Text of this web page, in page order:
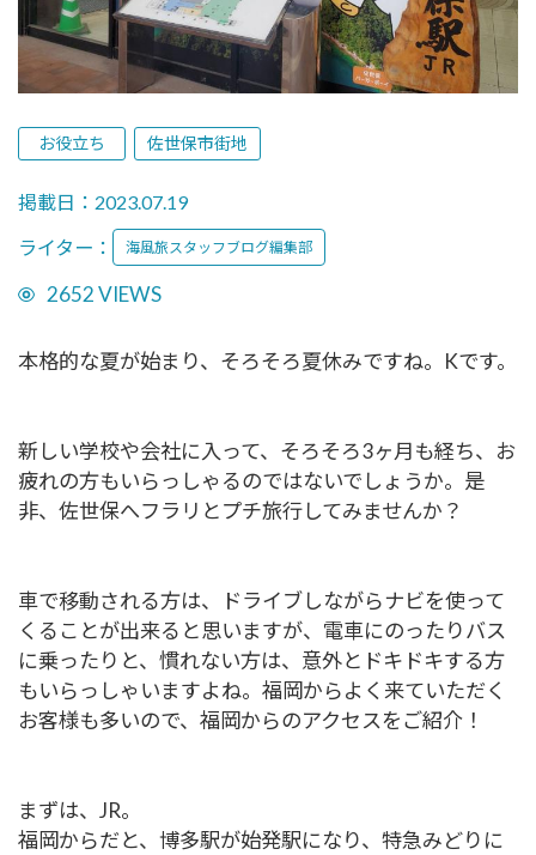
お役立ち 佐世保市街地
掲載日：2023.07.19
ライター：
海風旅スタッフブログ編集部
2652 VIEWS
本格的な夏が始まり、そろそろ夏休みですね。Kです。
新しい学校や会社に入って、そろそろ3ヶ月も経ち、お
疲れの方もいらっしゃるのではないでしょうか。是
非、佐世保へフラリとプチ旅行してみませんか？
車で移動される方は、ドライブしながらナビを使って
くることが出来ると思いますが、電車にのったりバス
に乗ったりと、慣れない方は、意外とドキドキする方
もいらっしゃいますよね。福岡からよく来ていただく
お客様も多いので、福岡からのアクセスをご紹介！
まずは、JR。
福岡からだと、博多駅が始発駅になり、特急みどりに